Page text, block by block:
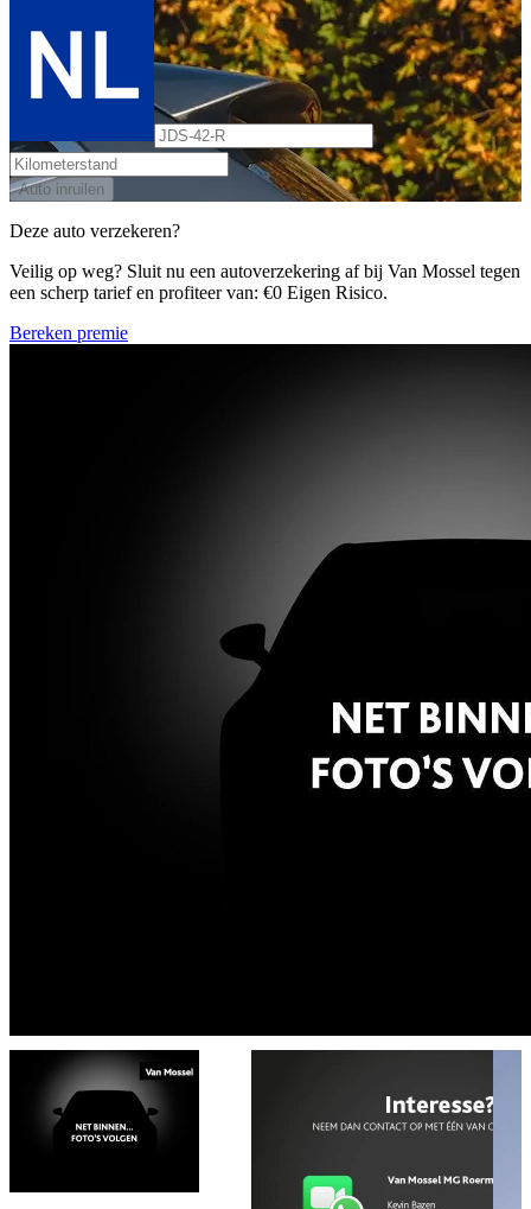
Auto inruilen
Deze auto verzekeren?
Veilig op weg? Sluit nu een autoverzekering af bij Van Mossel tegen
een scherp tarief en profiteer van: €0 Eigen Risico.
Bereken premie